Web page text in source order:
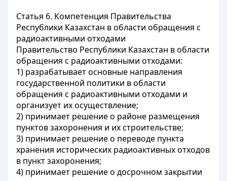
Статья 6. Компетенция Правительства
Республики Казахстан в области обращения с
радиоактивными отходами
Правительство Республики Казахстан в области
обращения с радиоактивными отходами:
1) разрабатывает основные направления
государственной политики в области
обращения с радиоактивными отходами и
организует их осуществление;
2) принимает решение о районе размещения
пунктов захоронения и их строительстве;
3) принимает решение о переводе пункта
хранения исторических радиоактивных отходов
в пункт захоронения;
4) принимает решение о досрочном закрытии